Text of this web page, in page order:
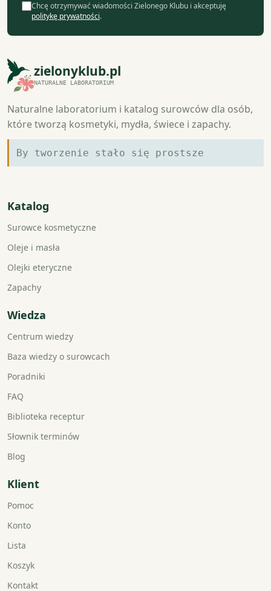
Chcę otrzymywać wiadomości Zielonego Klubu i akceptuję
politykę prywatności.
zielonyklub.pl
NATURALNE LABORATORIUM
Naturalne laboratorium i katalog surowców dla osób,
które tworzą kosmetyki, mydła, świece i zapachy.
By tworzenie stało się prostsze
Katalog
Surowce kosmetyczne
Oleje i masła
Olejki eteryczne
Zapachy
Wiedza
Centrum wiedzy
Baza wiedzy o surowcach
Poradniki
FAQ
Biblioteka receptur
Słownik terminów
Blog
Klient
Pomoc
Konto
Lista
Koszyk
Kontakt